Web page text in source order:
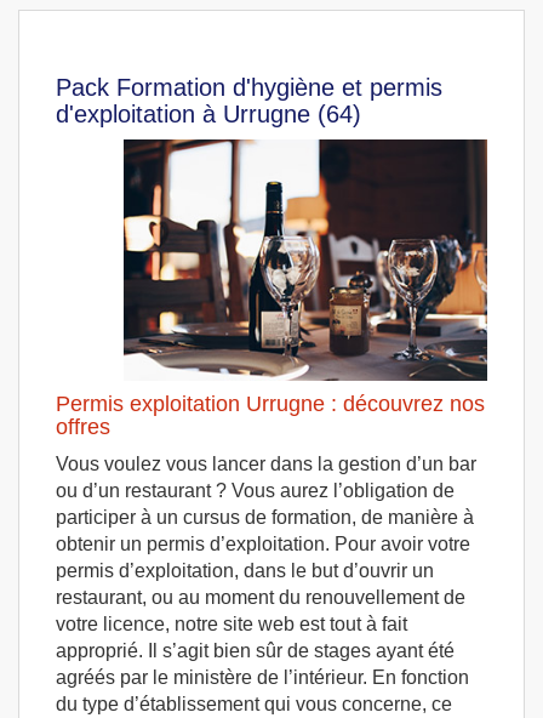
Pack Formation d'hygiène et permis
d'exploitation à Urrugne (64)
Permis exploitation Urrugne : découvrez nos
offres
Vous voulez vous lancer dans la gestion d’un bar
ou d’un restaurant ? Vous aurez l’obligation de
participer à un cursus de formation, de manière à
obtenir un permis d’exploitation. Pour avoir votre
permis d’exploitation, dans le but d’ouvrir un
restaurant, ou au moment du renouvellement de
votre licence, notre site web est tout à fait
approprié. Il s’agit bien sûr de stages ayant été
agréés par le ministère de l’intérieur. En fonction
du type d’établissement qui vous concerne, ce